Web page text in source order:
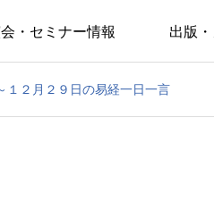
・セミナー情報 出版
１２月２９日の易経一日一言